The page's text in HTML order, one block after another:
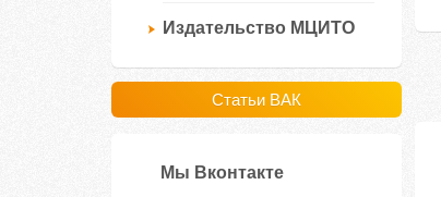
Издательство МЦИТО
Статьи ВАК
Мы Вконтакте